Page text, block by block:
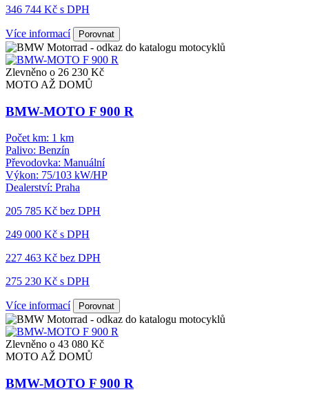
346 744 Kč s DPH
Více informací Porovnat
Zlevněno o 26 230 Kč
MOTO AŽ DOMŮ
BMW-MOTO F 900 R
Počet km: 1 km
Palivo: Benzín
Převodovka: Manuální
Výkon: 75/103 kW/HP
Dealerství: Praha
205 785 Kč bez DPH
249 000 Kč s DPH
227 463 Kč bez DPH
275 230 Kč s DPH
Více informací Porovnat
Zlevněno o 43 080 Kč
MOTO AŽ DOMŮ
BMW-MOTO F 900 R